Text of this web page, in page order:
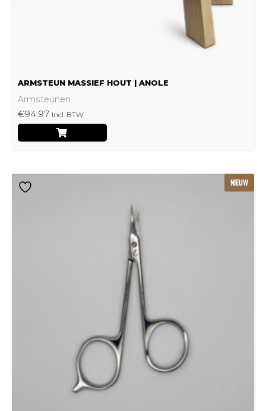
ARMSTEUN MASSIEF HOUT | ANOLE
Armsteunen
€94.97 Incl. BTW
NIEUW